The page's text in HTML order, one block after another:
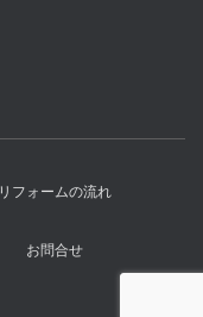
リフォームの流れ
お問合せ